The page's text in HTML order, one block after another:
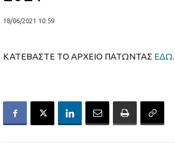
18/06/2021 10:59
ΚΑΤΕΒΑΣΤΕ ΤΟ ΑΡΧΕΙΟ ΠΑΤΩΝΤΑΣ ΕΔΩ.